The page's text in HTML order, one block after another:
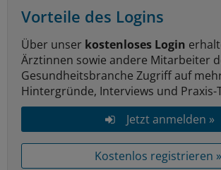
Vorteile des Logins
Über unser kostenloses Login
Ärztinnen sowie andere Mitarbeiter
Gesundheitsbranche Zugriff auf
Hintergründe, Interviews und Praxis-
Jetzt anmelden »
Kostenlos registrieren »